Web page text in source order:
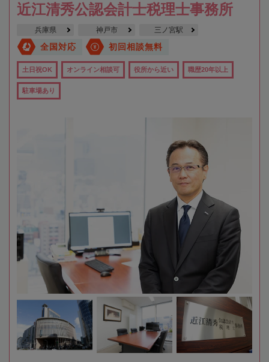
近江清秀公認会計士税理士事務所
兵庫県 神戸市 三ノ宮駅
全国対応 初回相談無料
土日祝OK オンライン相談可 役所から近い 職歴20年以上
駐車場あり